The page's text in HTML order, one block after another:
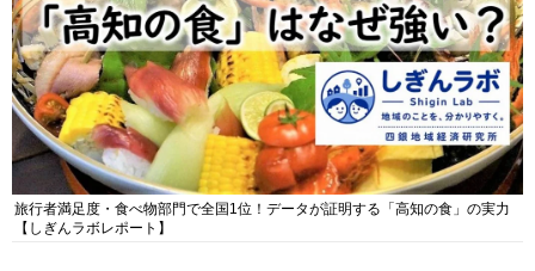
旅行者満足度・食べ物部門で全国1位！データが証明する「高知の食」の実力
【しぎんラボレポート】